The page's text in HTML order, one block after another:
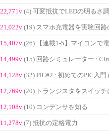
22,771v (4) 可変抵抗でLEDの明るさ
21,022v (19) スマホ充電器を実験回路
15,407v (26) 【連載1-5】マイコンで
14,499v (15) 回路シミュレーター :
14,128v (32) PIC#2 : 初めてのPIC入門
12,769v (20) トランジスタをスイッチ
12,108v (10) コンデンサを知る
11,278v (7) 抵抗の定格電力